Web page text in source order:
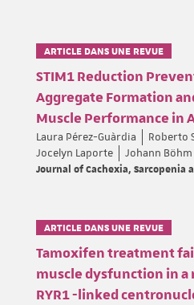
ARTICLE DANS UNE REVUE
STIM1 Reduction
Aggregate Formation
Muscle Performance in
Laura Pérez-Guàrdia
Roberto
Jocelyn Laporte
Johann Böhm
Journal of Cachexia, Sarcopenia
ARTICLE DANS UNE REVUE
Tamoxifen treatment
muscle dysfunction in a
RYR1 -linked